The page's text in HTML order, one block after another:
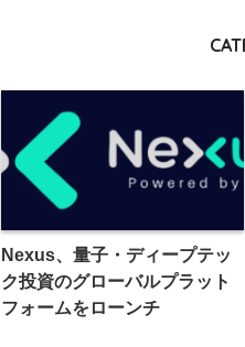
Nexus、量子・ディープテッ
ク投資のグローバルプラット
フォームをローンチ